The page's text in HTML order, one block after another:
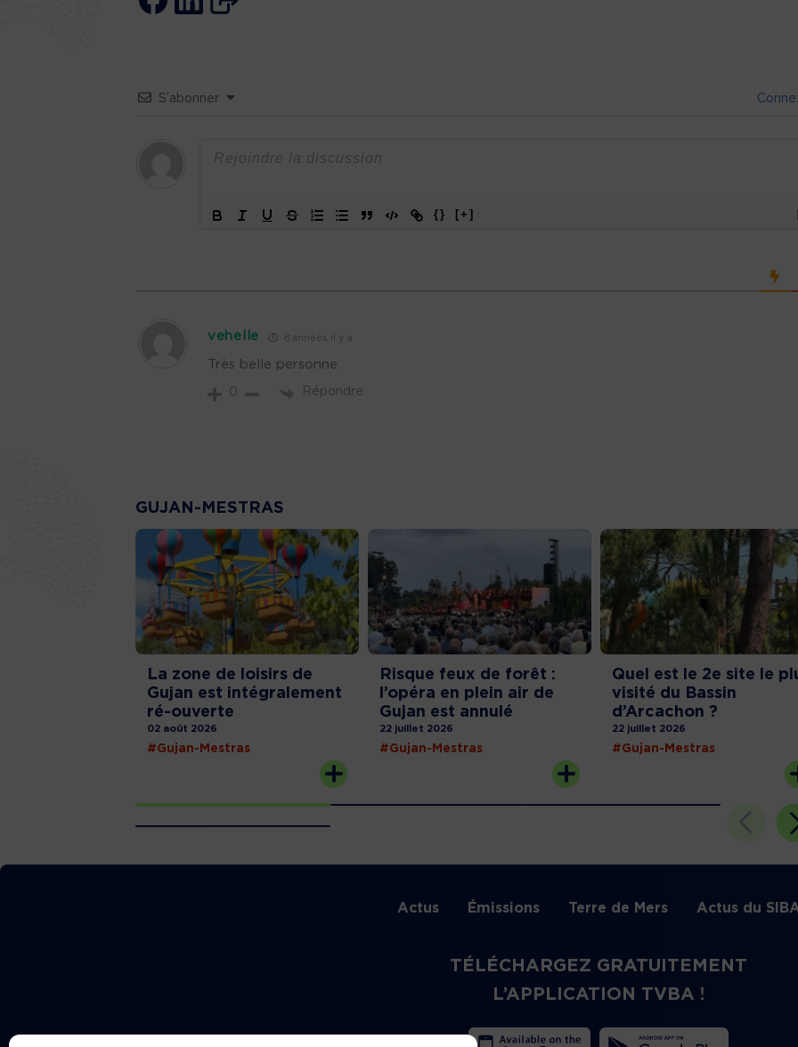
S’abonner
{} [+]
vehelle 8 années il y a
Très belle personne.
0 Répondre
GUJAN-MESTRAS
La zone de loisirs de
Gujan est intégralement
ré-ouverte
02 août 2026
#Gujan-Mestras
Risque feux de forêt :
l’opéra en plein air de
Gujan est annulé
22 juillet 2026
#Gujan-Mestras
Quel est le 2e site le
visité du Bassin
d’Arcachon ?
22 juillet 2026
#Gujan-Mestras
Actus Émissions Terre de Mers Actus du
TÉLÉCHARGEZ GRATUITEMENT
L’APPLICATION TVBA !